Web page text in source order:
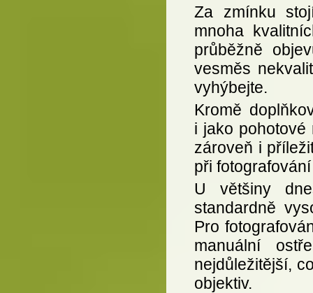
Za zmínku
mnoha
průběžně
vesměs
vyhýbejte.
Kromě
i jako pohotové
zároveň i
při
U většiny
standardně
Pro
manuální
nejdůležitější,
objektiv.